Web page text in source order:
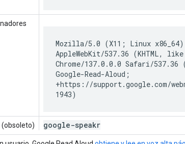
Mozilla/5.0 (X11; Linux x86_64)
AppleWebKit/537.36 (KHTML, like
Chrome/137.0.0.0 Safari/537.36
Google-Read-Aloud;
+https://support.google.com/
1943)
google-speakr